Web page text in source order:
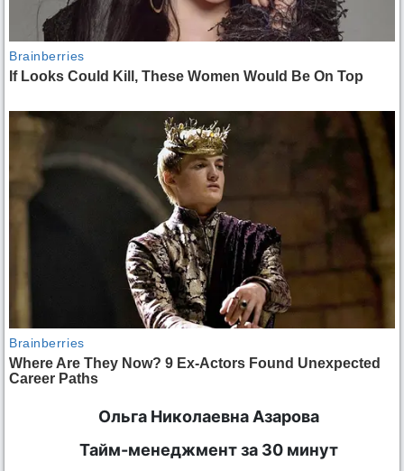
Ольга Николаевна Азарова
Тайм-менеджмент за 30 минут